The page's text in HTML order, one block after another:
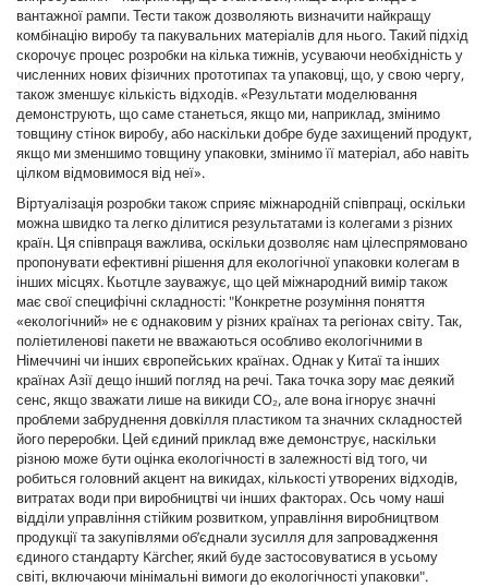
вантажної рампи. Тести також дозволяють визначити найкращу
комбінацію виробу та пакувальних матеріалів для нього. Такий підхід
скорочує процес розробки на кілька тижнів, усуваючи необхідність у
численних нових фізичних прототипах та упаковці, що, у свою чергу,
також зменшує кількість відходів. «Результати моделювання
демонструють, що саме станеться, якщо ми, наприклад, змінимо
товщину стінок виробу, або наскільки добре буде захищений продукт,
якщо ми зменшимо товщину упаковки, змінимо її матеріал, або навіть
цілком відмовимося від неї».
Віртуалізація розробки також сприяє міжнародній співпраці, оскільки
можна швидко та легко ділитися результатами із колегами з різних
країн. Ця співпраця важлива, оскільки дозволяє нам цілеспрямовано
пропонувати ефективні рішення для екологічної упаковки колегам в
інших місцях. Кьотцле зауважує, що цей міжнародний вимір також
має свої специфічні складності: "Конкретне розуміння поняття
«екологічний» не є однаковим у різних країнах та регіонах світу. Так,
поліетиленові пакети не вважаються особливо екологічними в
Німеччині чи інших європейських країнах. Однак у Китаї та інших
країнах Азії дещо інший погляд на речі. Така точка зору має деякий
сенс, якщо зважати лише на викиди CO₂, але вона ігнорує значні
проблеми забруднення довкілля пластиком та значних складностей
його переробки. Цей єдиний приклад вже демонструє, наскільки
різною може бути оцінка екологічності в залежності від того, чи
робиться головний акцент на викидах, кількості утворених відходів,
витратах води при виробництві чи інших факторах. Ось чому наші
відділи управління стійким розвитком, управління виробництвом
продукції та закупівлями об’єднали зусилля для запровадження
єдиного стандарту Kärcher, який буде застосовуватися в усьому
світі, включаючи мінімальні вимоги до екологічності упаковки".